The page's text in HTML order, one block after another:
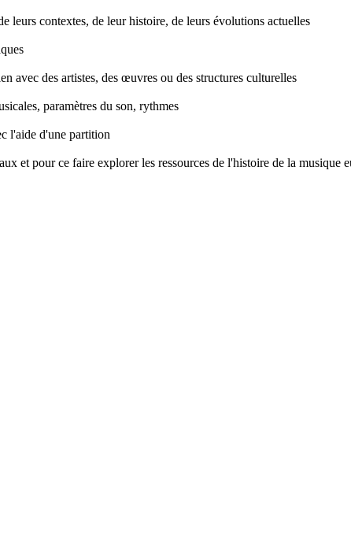
leurs contextes, de leur histoire, de leurs évolutions actuelles
avec des artistes, des œuvres ou des structures culturelles
paramètres du son, rythmes
l'aide d'une partition
et pour ce faire explorer les ressources de l'histoire de la musique